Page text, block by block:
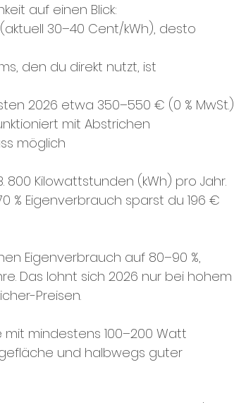
auf einen Blick:
30–40 Cent/kWh), desto
den du direkt nutzt, ist
2026 etwa 350–550 € (0 % MwSt.)
mit Abstrichen
möglich
800 Kilowattstunden (kWh) pro Jahr.
% Eigenverbrauch sparst du 196 €
Eigenverbrauch auf 80–90 %,
Das lohnt sich 2026 nur bei hohem
Preisen.
mit mindestens 100–200 Watt
und halbwegs guter